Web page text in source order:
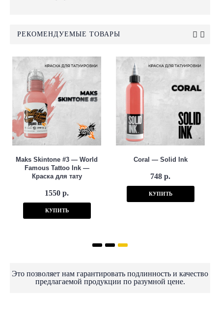
РЕКОМЕНДУЕМЫЕ ТОВАРЫ
Maks Skintone #3 — World
Famous Tattoo Ink —
Краска для тату
1550 р.
КУПИТЬ
Coral — Solid Ink
748 р.
КУПИТЬ
Это позволяет нам гарантировать подлинность и качество
предлагаемой продукции по разумной цене.